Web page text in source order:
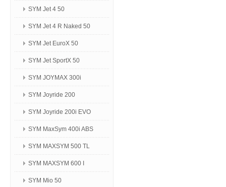
SYM Jet 4 50
SYM Jet 4 R Naked 50
SYM Jet EuroX 50
SYM Jet SportX 50
SYM JOYMAX 300i
SYM Joyride 200
SYM Joyride 200i EVO
SYM MaxSym 400i ABS
SYM MAXSYM 500 TL
SYM MAXSYM 600 I
SYM Mio 50